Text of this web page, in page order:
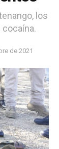
los
de 2021